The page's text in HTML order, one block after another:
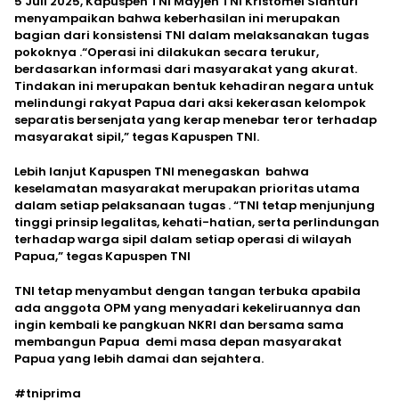
menyampaikan bahwa keberhasilan ini merupakan
bagian dari konsistensi TNI dalam melaksanakan tugas
pokoknya .“Operasi ini dilakukan secara terukur,
berdasarkan informasi dari masyarakat yang akurat.
Tindakan ini merupakan bentuk kehadiran negara untuk
melindungi rakyat Papua dari aksi kekerasan kelompok
separatis bersenjata yang kerap menebar teror terhadap
masyarakat sipil,” tegas Kapuspen TNI.
Lebih lanjut Kapuspen TNI menegaskan bahwa
keselamatan masyarakat merupakan prioritas utama
dalam setiap pelaksanaan tugas . “TNI tetap menjunjung
tinggi prinsip legalitas, kehati-hatian, serta perlindungan
terhadap warga sipil dalam setiap operasi di wilayah
Papua,” tegas Kapuspen TNI
TNI tetap menyambut dengan tangan terbuka apabila
ada anggota OPM yang menyadari kekeliruannya dan
ingin kembali ke pangkuan NKRI dan bersama sama
membangun Papua demi masa depan masyarakat
Papua yang lebih damai dan sejahtera.
#tniprima